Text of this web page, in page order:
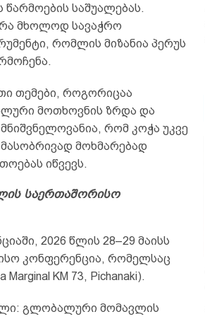
საშუალებას.
მხოლოდ სავაჭრო
რომლის მიზანია პერუს
თემები, როგორიცაა
მოთხოვნის ზრდა და
რომ კოჭა უკვე
მოხმარებად
იწვევს.
საერთაშორისო
2026 წლის 28–29 მაისს
კონფერენცია, რომელსაც
KM 73, Pichanaki).
გლობალური მომავლის